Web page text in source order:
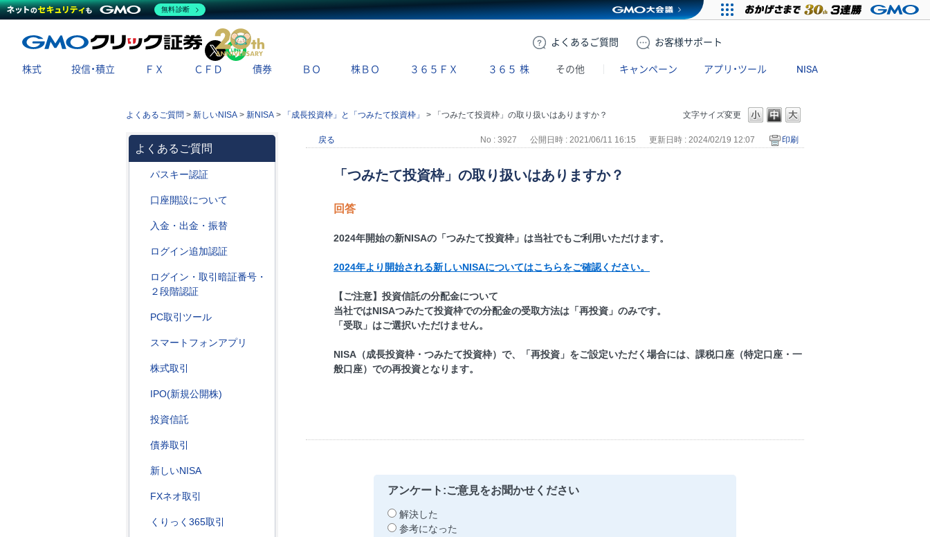
よくある ご質問 お客様サポート
X
株式 投信・積立 ＦＸ ＣＦＤ 債券 ＢＯ 株ＢＯ ３６５ＦＸ ３６５ 株 その他 キャンペーン アプリ・ツール NISA
文字サイズ変更
よくあるご質問 > 新しいNISA > 新NISA > 「成長投資枠」と「つみたて投資枠」 > 「つみたて投資枠」の取り扱いはありますか？
よくあるご質問
パスキー認証
口座開設について
入金・出金・振替
ログイン追加認証
ログイン・取引暗証番号・
２段階認証
PC取引ツール
スマートフォンアプリ
株式取引
IPO(新規公開株)
投資信託
債券取引
新しいNISA
FXネオ取引
くりっく365取引
戻る No : 3927 公開日時 : 2021/06/11 16:15 更新日時 : 2024/02/19 12:07 印刷
「つみたて投資枠」の取り扱いはありますか？
回答
2024年開始の新NISAの「つみたて投資枠」は当社でもご利用いただけます。
2024年より開始される新しいNISAについてはこちらをご確認ください。
【ご注意】投資信託の分配金について
当社ではNISAつみたて投資枠での分配金の受取方法は「再投資」のみです。
「受取」はご選択いただけません。
NISA（成長投資枠・つみたて投資枠）で、「再投資」をご設定いただく場合には、課税口座（特定口座・一
般口座）での再投資となります。
アンケート:ご意見をお聞かせください
解決した
参考になった
無料診断